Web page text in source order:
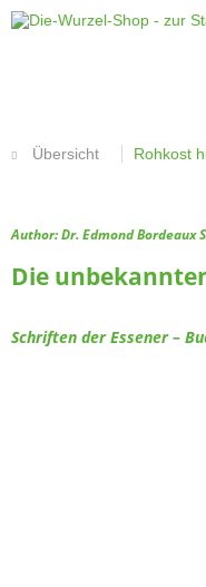
Übersicht Rohkost
Author: Dr. Edmond Bordeaux
Die
Schriften der Essener –